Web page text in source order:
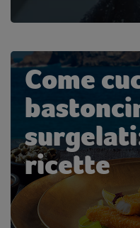
Come
ricette